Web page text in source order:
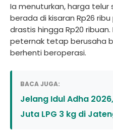
Ia menuturkan, harga
berada di kisaran Rp26
drastis hingga Rp20
peternak tetap berusaha
berhenti beroperasi.
BACA JUGA:
Jelang Idul Adha
Juta LPG 3 kg di